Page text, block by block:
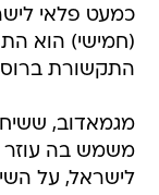
כמעט פלאי
(חמישי) הוא
התקשורת
משמש בה עוזר
לישראל, על